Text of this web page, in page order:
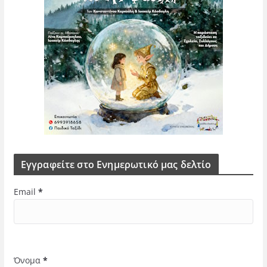
Εγγραφείτε στο Ενημερωτικό μας δελτίο
Email *
Όνομα *